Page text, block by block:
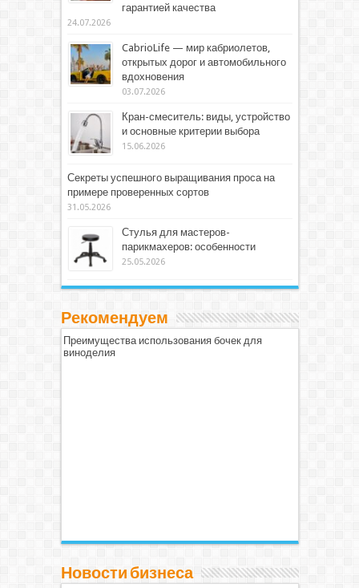
гарантией качества
24.07.2026
CabrioLife — мир кабриолетов,
открытых дорог и автомобильного
вдохновения
03.07.2026
Кран-смеситель: виды, устройство
и основные критерии выбора
15.06.2026
Секреты успешного выращивания проса на
примере проверенных сортов
31.05.2026
Стулья для мастеров-
парикмахеров: особенности
25.05.2026
Рекомендуем
Преимущества использования бочек для
виноделия
Новости бизнеса